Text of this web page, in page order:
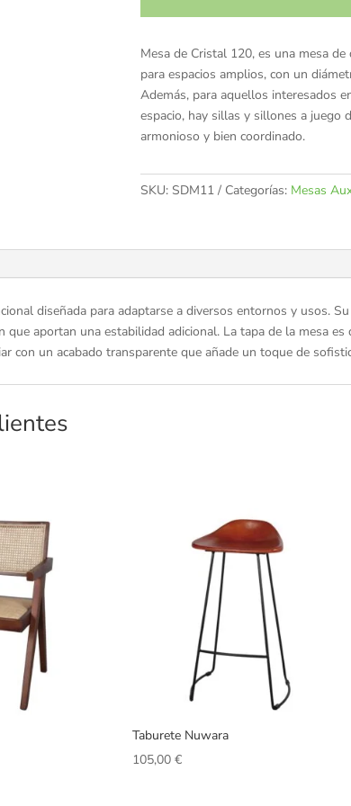
Mesa de Cristal 120, es una mesa
para espacios amplios, con un
Además, para aquellos interesados
espacio, hay sillas y sillones a juego
armonioso y bien coordinado.
SKU: SDM11 Categorías: Mesas
diseñada para adaptarse a diversos entornos y usos.
aportan una estabilidad adicional. La tapa de la mesa
con un acabado transparente que añade un toque de
Taburete Nuwara
105,00 €